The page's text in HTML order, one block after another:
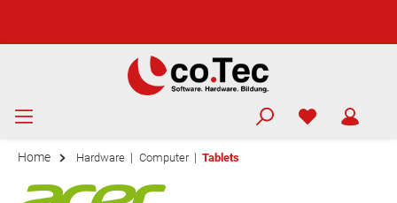
Home Hardware | Computer | Tablets